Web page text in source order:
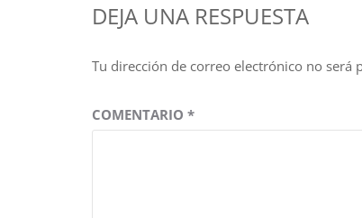
DEJA UNA RESPUESTA
Tu dirección de correo electrónico no será
COMENTARIO *